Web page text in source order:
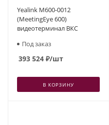
Yealink M600-0012
(MeetingEye 600)
видеотерминал ВКС
Под заказ
393 524 ₽/шт
В КОРЗИНУ